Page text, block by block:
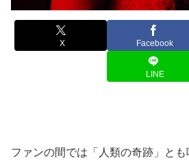
X Facebook
LINE
ファンの間では「人類の奇跡」と